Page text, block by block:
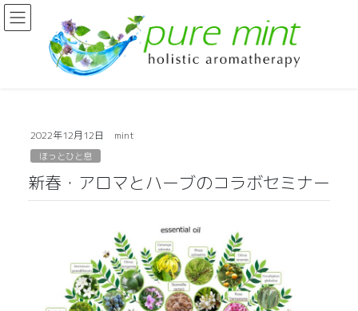
2022年12月12日 mint
ほっとひと息
新春・アロマとハーブのコラボセミナー